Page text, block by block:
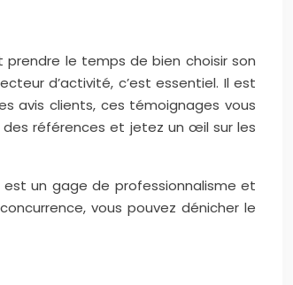
prendre le temps de bien choisir son
d’activité, c’est essentiel. Il est
avis clients, ces témoignages vous
références et jetez un œil sur les
est un gage de professionnalisme et
vous pouvez dénicher le